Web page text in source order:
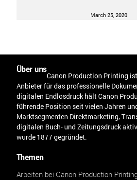
March 25, 2020
Über uns
Canon Production Printing
Anbieter für das professionelle
digitalen Endlosdruck hält Canon
führende Position seit vielen Jahren
Marktsegmenten Direktmarketing,
digitalen Buch- und Zeitungsdruck
wurde 1877 gegründet.
Themen
Arbeiten bei Canon Production